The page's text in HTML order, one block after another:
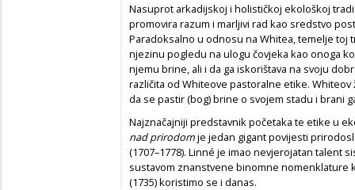
Nasuprot arkadijskoj i holističkoj ekološkoj
promovira razum i marljivi rad kao sredstvo
Paradoksalno u odnosu na Whitea, temelje toj
njezinu pogledu na ulogu čovjeka kao onoga
njemu brine, ali i da ga iskorištava na svoju
različita od Whiteove pastoralne etike.
da se pastir (bog) brine o svojem stadu i brani
Najznačajniji predstavnik početaka te etike u
nad prirodomje jedan gigant povijesti
(1707–1778). Linné je imao nevjerojatan talent
sustavom znanstvene binomne nomenklature
(1735) koristimo se i danas.